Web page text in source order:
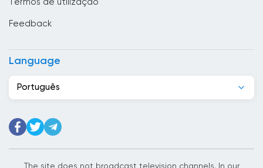
Camboja
China
Cidade do Vaticano
Termos de utilização
Feedback
Language
Português
The site does not broadcast television channels. In our